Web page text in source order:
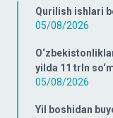
Qurilish ishlari
05/08/2026
yilda 11 trln
05/08/2026
Yil boshidan